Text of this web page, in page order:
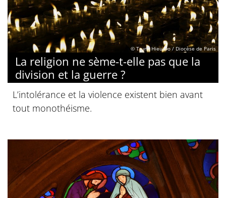
© Trung Hieu Do / Diocèse de Paris
La religion ne sème-t-elle pas que la
division et la guerre ?
L’intolérance et la violence existent bien avant
tout monothéisme.